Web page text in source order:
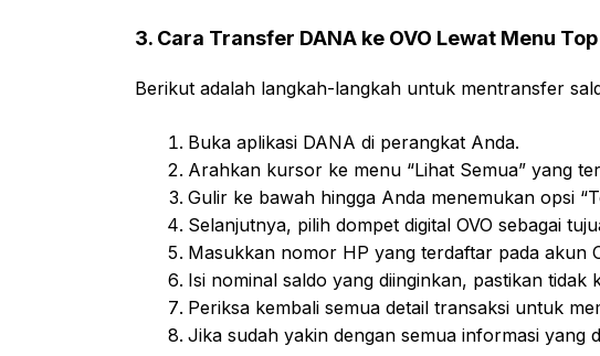
3. Cara Transfer DANA ke OVO Lewat Menu
Berikut adalah langkah-langkah untuk mentransfer
Buka aplikasi DANA di perangkat Anda.
Arahkan kursor ke menu “Lihat Semua” yang
Gulir ke bawah hingga Anda menemukan opsi
Selanjutnya, pilih dompet digital OVO sebagai
Masukkan nomor HP yang terdaftar pada akun
Isi nominal saldo yang diinginkan, pastikan tidak
Periksa kembali semua detail transaksi untuk
Jika sudah yakin dengan semua informasi yang